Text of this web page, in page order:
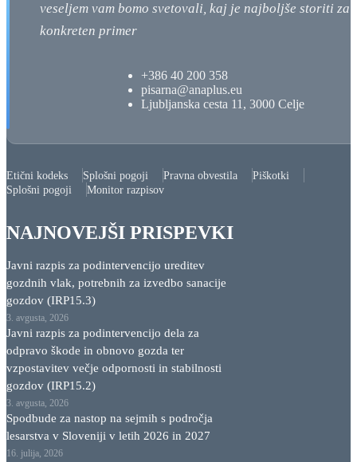
energije elektrointenzivnim
podjetjem v Republiki Sloveniji, s
Pošlji povpraševanje
Osnovni podatki
VIŠINA SUBVENCIONIRANJA
DO 50%
KOMU JE NAMENJEN
VRSTA PODPORE
veseljem vam bomo svetovali, kaj je najboljše storiti za
konkreten primer
+386 40 200 358
pisarna@anaplus.eu
Ljubljanska cesta 11, 3000 Celje
Etični kodeks Splošni pogoji Pravna obvestila
Piškotki
Splošni pogoji
Monitor razpisov
NAJNOVEJŠI PRISPEVKI
Javni razpis za podintervencijo ureditev
gozdnih vlak, potrebnih za izvedbo sanacije
gozdov (IRP15.3)
3. avgusta, 2026
Javni razpis za podintervencijo dela za
odpravo škode in obnovo gozda ter
vzpostavitev večje odpornosti in stabilnosti
gozdov (IRP15.2)
3. avgusta, 2026
Spodbude za nastop na sejmih s področja
lesarstva v Sloveniji v letih 2026 in 2027
16. julija, 2026